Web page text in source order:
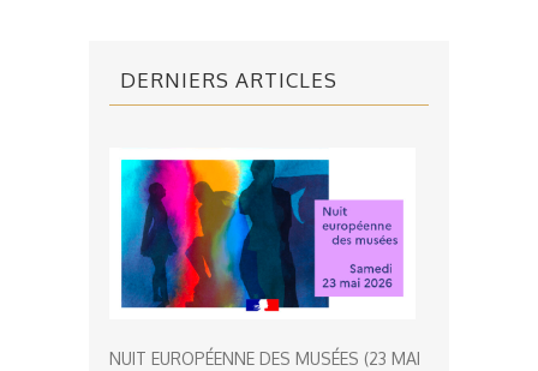
DERNIERS ARTICLES
NUIT EUROPÉENNE DES MUSÉES (23 MAI